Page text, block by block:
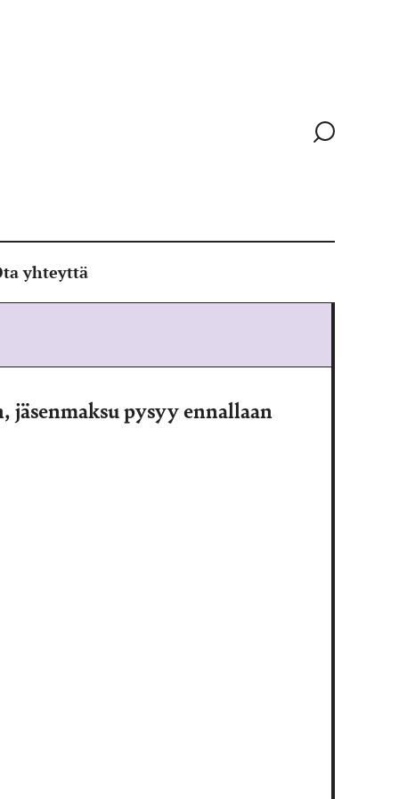
Siirry
yhteyttä
pysyy ennallaan